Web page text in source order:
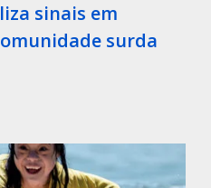
sinais em
surda